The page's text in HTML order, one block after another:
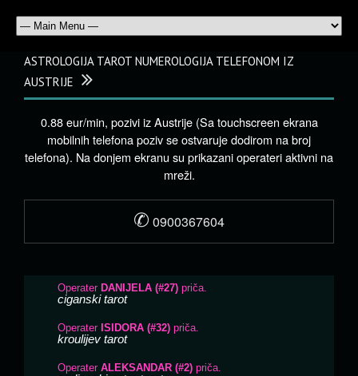
ASTROLOGIJA TAROT NUMEROLOGIJA TELEFONOM IZ
AUSTRIJE
0.88 eur/min, pozivi iz Austrije (Sa touchscreen ekrana
mobilnih telefona poziv se ostvaruje dodirom na broj
telefona). Na donjem ekranu su prikazani operateri aktivni na
mreži.
✆ 0900367604